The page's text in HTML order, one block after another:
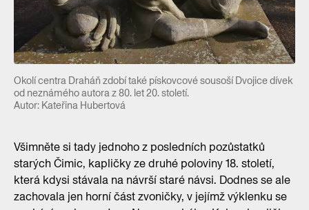
Okolí centra Draháň zdobí také pískovcové sousoší Dvojice dívek
od neznámého autora z 80. let 20. století.
Autor: Kateřina Hubertová
Všimněte si tady jednoho z posledních pozůstatků
starých Čimic, kapličky ze druhé poloviny 18. století,
která kdysi stávala na návrší staré návsi. Dodnes se ale
zachovala jen horní část zvoničky, v jejímž výklenku se